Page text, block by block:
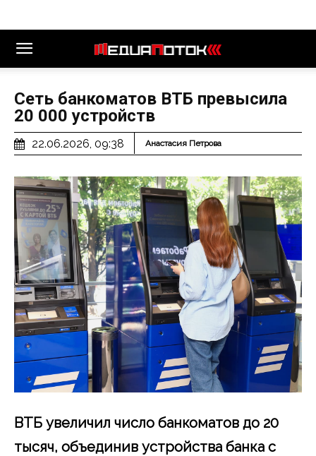
Сеть банкоматов ВТБ превысила
20 000 устройств
22.06.2026, 09:38 Анастасия Петрова
ВТБ увеличил число банкоматов до 20
тысяч, объединив устройства банка с